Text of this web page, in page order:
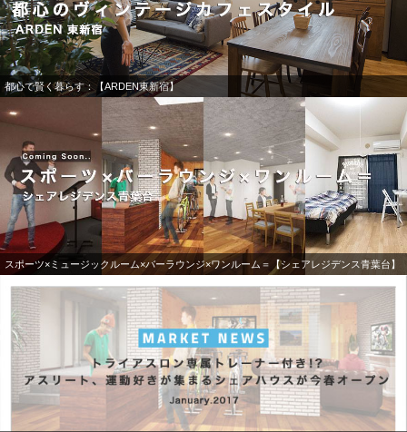
都心で賢く暮らす：【ARDEN東新宿】
スポーツ×ミュージックルーム×バーラウンジ×ワンルーム＝【シェアレジデンス青葉台】